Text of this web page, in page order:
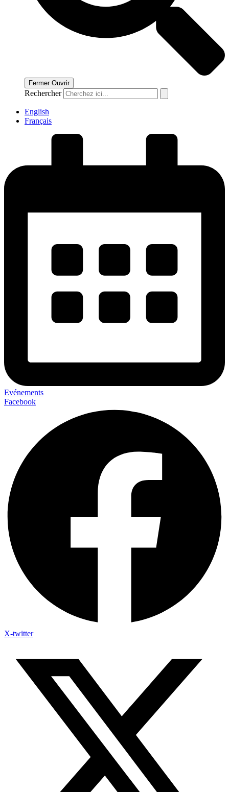
Fermer Ouvrir
Rechercher
English
Français
Evénements
Facebook
X-twitter